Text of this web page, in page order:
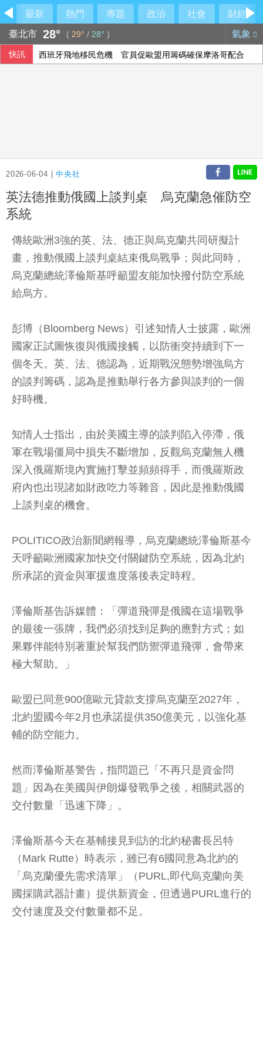
最新 熱門 專題 政治 社會
財經
臺北市 28° ( 29° / 28° ) 氣象
快訊 西班牙飛地移民危機 官員促歐盟用籌碼確保摩洛哥配合
2026-06-04 |中央社
英法德推動俄國上談判桌 烏克蘭急催防空
系統
傳統歐洲3強的英、法、德正與烏克蘭共同研擬計
畫，推動俄國上談判桌結束俄烏戰爭；與此同時，
烏克蘭總統澤倫斯基呼籲盟友能加快撥付防空系統
給烏方。
彭博（Bloomberg News）引述知情人士披露，歐洲
國家正試圖恢復與俄國接觸，以防衝突持續到下一
個冬天。英、法、德認為，近期戰況態勢增強烏方
的談判籌碼，認為是推動舉行各方參與談判的一個
好時機。
知情人士指出，由於美國主導的談判陷入停滯，俄
軍在戰場僵局中損失不斷增加，反觀烏克蘭無人機
深入俄羅斯境內實施打擊並頻頻得手，而俄羅斯政
府內也出現諸如財政吃力等雜音，因此是推動俄國
上談判桌的機會。
POLITICO政治新聞網報導，烏克蘭總統澤倫斯基今
天呼籲歐洲國家加快交付關鍵防空系統，因為北約
所承諾的資金與軍援進度落後表定時程。
澤倫斯基告訴媒體：「彈道飛彈是俄國在這場戰爭
的最後一張牌，我們必須找到足夠的應對方式；如
果夥伴能特別著重於幫我們防禦彈道飛彈，會帶來
極大幫助。」
歐盟已同意900億歐元貸款支撐烏克蘭至2027年，
北約盟國今年2月也承諾提供350億美元，以強化基
輔的防空能力。
然而澤倫斯基警告，指問題已「不再只是資金問
題」因為在美國與伊朗爆發戰爭之後，相關武器的
交付數量「迅速下降」。
澤倫斯基今天在基輔接見到訪的北約秘書長呂特
（Mark Rutte）時表示，雖已有6國同意為北約的
「烏克蘭優先需求清單」（PURL,即代烏克蘭向美
國採購武器計畫）提供新資金，但透過PURL進行的
交付速度及交付數量都不足。